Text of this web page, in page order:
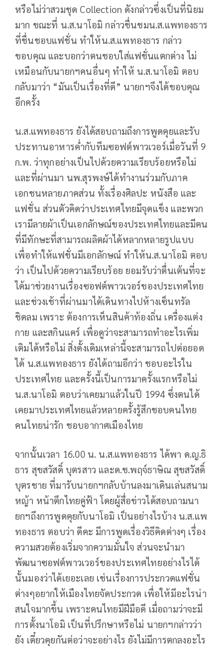
หรือไม่ว่าสวมชุด Collection ดังกล่าวซึ่งเป็นที่นิยม
มาก ขณะที่ น.ส.นาโอมิ กล่าวชื่นชมน.ส.แพทองธาร
ที่ชื่นชอบแฟชั่น ทำให้น.ส.แพทองธาร กล่าว
ขอบคุณ และบอกว่าตนชอบใส่แฟชั่นแตกต่าง ไม่
เหมือนกับนายกฯคนอื่นๆ ทำให้ น.ส.นาโอมิ ตอบ
กลับมาว่า “มันเป็นเรื่องที่ดี” นายกฯจึงได้ขอบคุณ
อีกครั้ง
น.ส.แพทองธาร ยังได้สอบถามถึงการพูดคุยและรับ
ประทานอาหารค่ำกับทีมซอฟต์พาวเวอร์เมื่อวันที่ 9
ก.พ. ว่าทุกอย่างเป็นไปด้วยความเรียบร้อยหรือไม่
และที่ผ่านมา นพ.สุรพงษ์ได้ทำงานร่วมกับภาค
เอกชนหลายภาคส่วน ทั้งเรื่องศิลปะ หนังสือ และ
แฟชั่น ส่วนตัวคิดว่าประเทศไทยมีจุดแข็ง และพวก
เรามีลายผ้าเป็นเอกลักษณ์ของประเทศไทยและมีคน
ที่มีทักษะที่สามารถผลิตผ้าได้หลากหลายรูปแบบ
เพื่อทำให้แฟชั่นมีเอกลักษณ์ ทำให้น.ส.นาโอมิ ตอบ
ว่า เป็นไปด้วยความเรียบร้อย ยอมรับว่าตื่นเต้นที่จะ
ได้มาช่วยงานเรื่องซอฟต์พาวเวอร์ของประเทศไทย
และช่วงเช้าที่ผ่านมาได้เดินทางไปห้างเซ็นทรัล
ชิดลม เพราะ ต้องการเห็นสินค้าท้องถิ่น เครื่องแต่ง
กาย และสกินแคร์ เพื่อดูว่าจะสามารถทำอะไรเพิ่ม
เติมได้หรือไม่ สิ่งดั้งเดิมเหล่านี้จะสามารถไปต่อยอด
ได้ น.ส.แพทองธาร ยังได้ถามอีกว่า ชอบอะไรใน
ประเทศไทย และครั้งนี้เป็นการมาครั้งแรกหรือไม่
น.ส.นาโอมิ ตอบว่าเคยมาแล้วในปี 1994 ซึ่งตนได้
เคยมาประเทศไทยแล้วหลายครั้งรู้สึกชอบคนไทย
คนไทยน่ารัก ชอบอากาศเมืองไทย
จากนั้นเวลา 16.00 น. น.ส.แพทองธาร ได้พา ด.ญ.ธิ
ธาร สุขสวัสดิ์ บุตรสาว และด.ช.พฤจ์ธาษิณ สุขสวัสดิ์
บุตรชาย ที่มารับนายกฯกลับบ้านลงมาเดินเล่นสนาม
หญ้า หน้าตึกไทยคู่ฟ้า โดยผู้สื่อข่าวได้สอบถามนา
ยกฯถึงการพูดคุยกับนาโอมิ เป็นอย่างไรบ้าง น.ส.แพ
ทองธาร ตอบว่า ดีคะ มีการพูดเรื่องวิธีคิดต่างๆ เรื่อง
ความสวยต้องเริ่มจากความมั่นใจ ส่วนจะนำมา
พัฒนาซอฟต์พาวเวอร์ของประเทศไทยอย่างไรได้
นั้นมองว่าได้เยอะเลย เช่นเรื่องการประกวดแฟชั่น
ต่างๆอยากให้เมืองไทยจัดประกวด เพื่อให้มีอะไรน่า
สนใจมากขึ้น เพราะคนไทยมีฝีมือดี เมื่อถามว่าจะมี
การตั้งนาโอมิ เป็นที่ปรึกษาหรือไม่ นายกฯกล่าวว่า
ยัง เดี๋ยวคุยกันต่อว่าจะอย่างไร ยังไม่มีการตกลงอะไร